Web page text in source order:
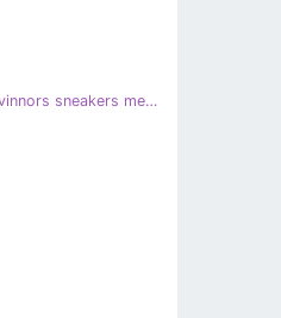
Seastar Mörkgröna kvinnors sneakers med en stjärna